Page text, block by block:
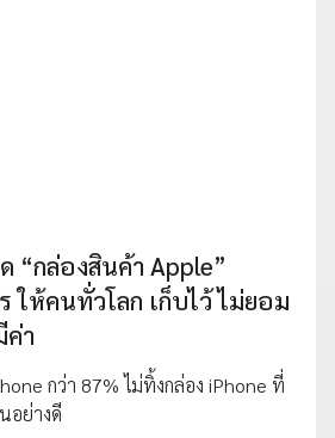
“กล่องสินค้า Apple”
ให้คนทั่วโลก เก็บไว้ ไม่ยอม
า
กว่า 87% ไม่ทิ้งกล่อง iPhone ที่
อย่างดี